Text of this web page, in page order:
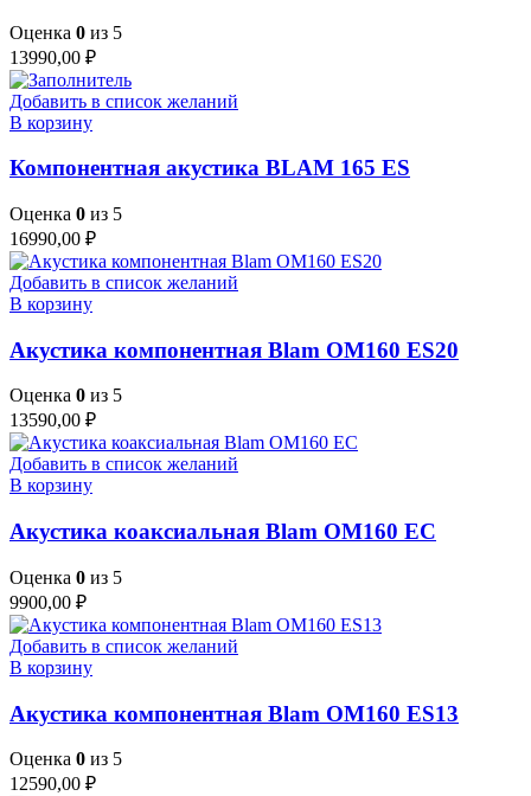
Оценка 0 из 5
13990,00 ₽
Добавить в список желаний
В корзину
Компонентная акустика BLAM 165 ES
Оценка 0 из 5
16990,00 ₽
Добавить в список желаний
В корзину
Акустика компонентная Blam OM160 ES20
Оценка 0 из 5
13590,00 ₽
Добавить в список желаний
В корзину
Акустика коаксиальная Blam OM160 EC
Оценка 0 из 5
9900,00 ₽
Добавить в список желаний
В корзину
Акустика компонентная Blam OM160 ES13
Оценка 0 из 5
12590,00 ₽